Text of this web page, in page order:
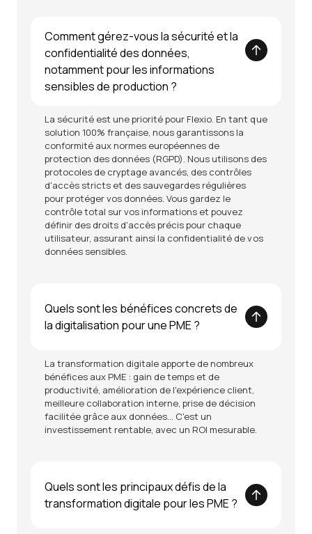
Comment gérez-vous la sécurité et la
confidentialité des données,
notamment pour les informations
sensibles de production ?
La sécurité est une priorité pour Flexio. En tant que
solution 100% française, nous garantissons la
conformité aux normes européennes de
protection des données (RGPD). Nous utilisons des
protocoles de cryptage avancés, des contrôles
d'accès stricts et des sauvegardes régulières
pour protéger vos données. Vous gardez le
contrôle total sur vos informations et pouvez
définir des droits d'accès précis pour chaque
utilisateur, assurant ainsi la confidentialité de vos
données sensibles.
Quels sont les bénéfices concrets de
la digitalisation pour une PME ?
La transformation digitale apporte de nombreux
bénéfices aux PME : gain de temps et de
productivité, amélioration de l'expérience client,
meilleure collaboration interne, prise de décision
facilitée grâce aux données... C'est un
investissement rentable, avec un ROI mesurable.
Quels sont les principaux défis de la
transformation digitale pour les PME ?